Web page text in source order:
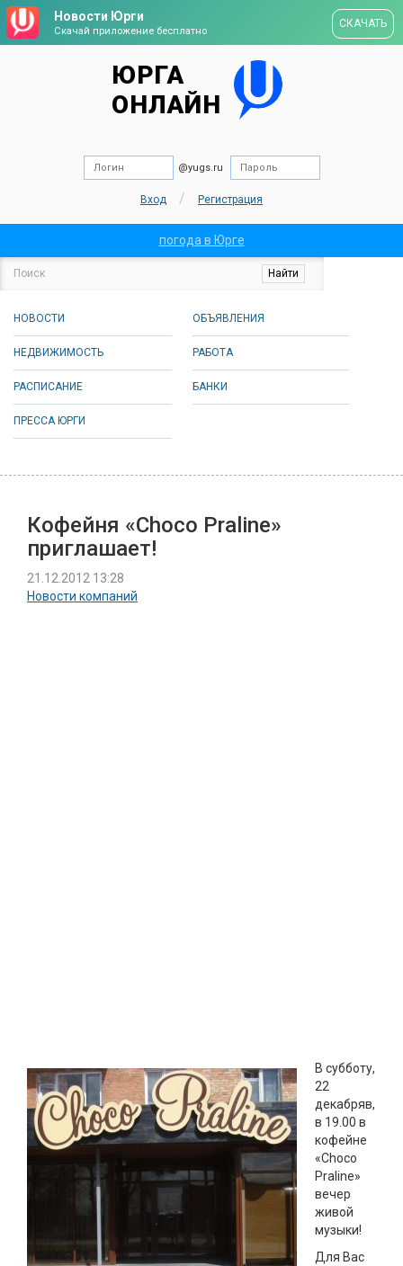
Новости Юрги
Скачай приложение бесплатно
СКАЧАТЬ
ЮРГА
ОНЛАЙН
@yugs.ru
Вход / Регистрация
погода в Юрге
НОВОСТИ ОБЪЯВЛЕНИЯ
НЕДВИЖИМОСТЬ РАБОТА
РАСПИСАНИЕ БАНКИ
ПРЕССА ЮРГИ
Кофейня «Choco Praline»
приглашает!
21.12.2012 13:28
Новости компаний
В субботу,
22
декабряв,
в 19.00 в
кофейне
«Choco
Praline»
вечер
живой
музыки!
Для Вас